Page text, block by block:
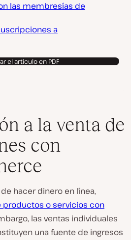
las membresías de
a
el artículo en PDF
a la venta de
con
hacer dinero en línea,
productos o servicios con
las ventas individuales
una fuente de ingresos